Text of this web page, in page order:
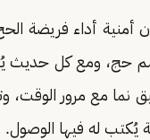
ومع كل حديث
مع مرور الوقت،
يُكتب له فيها الوصول.